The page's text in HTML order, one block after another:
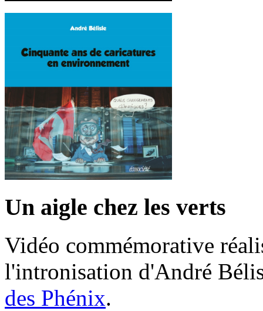
Un aigle chez les verts
Vidéo commémorative
l'intronisation d'André
des Phénix.